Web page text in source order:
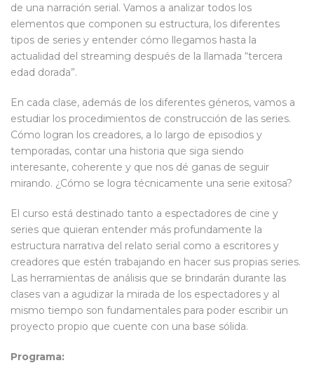
de una narración serial. Vamos a analizar todos los
elementos que componen su estructura, los diferentes
tipos de series y entender cómo llegamos hasta la
actualidad del streaming después de la llamada “tercera
edad dorada”.
En cada clase, además de los diferentes géneros, vamos a
estudiar los procedimientos de construcción de las series.
Cómo logran los creadores, a lo largo de episodios y
temporadas, contar una historia que siga siendo
interesante, coherente y que nos dé ganas de seguir
mirando. ¿Cómo se logra técnicamente una serie exitosa?
El curso está destinado tanto a espectadores de cine y
series que quieran entender más profundamente la
estructura narrativa del relato serial como a escritores y
creadores que estén trabajando en hacer sus propias series.
Las herramientas de análisis que se brindarán durante las
clases van a agudizar la mirada de los espectadores y al
mismo tiempo son fundamentales para poder escribir un
proyecto propio que cuente con una base sólida.
Programa: